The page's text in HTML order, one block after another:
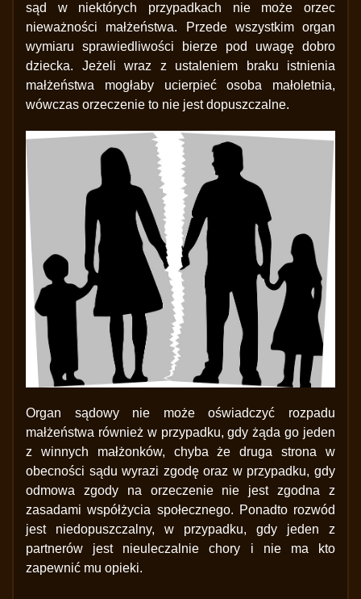
sąd w niektórych przypadkach nie może orzec
nieważności małżeństwa. Przede wszystkim organ
wymiaru sprawiedliwości bierze pod uwagę dobro
dziecka. Jeżeli wraz z ustaleniem braku istnienia
małżeństwa mogłaby ucierpieć osoba małoletnia,
wówczas orzeczenie to nie jest dopuszczalne.
Organ sądowy nie może oświadczyć rozpadu
małżeństwa również w przypadku, gdy żąda go jeden
z winnych małżonków, chyba że druga strona w
obecności sądu wyrazi zgodę oraz w przypadku, gdy
odmowa zgody na orzeczenie nie jest zgodna z
zasadami współżycia społecznego. Ponadto rozwód
jest niedopuszczalny, w przypadku, gdy jeden z
partnerów jest nieuleczalnie chory i nie ma kto
zapewnić mu opieki.